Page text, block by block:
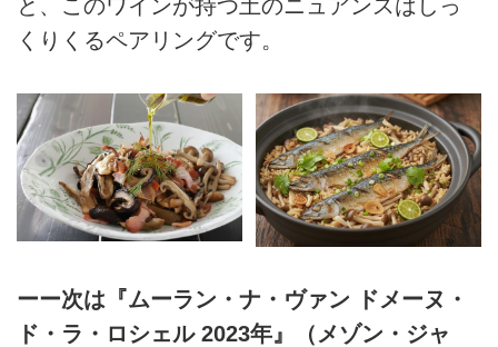
と、このワインが持つ土のニュアンスはしっ
くりくるペアリングです。
ーー次は『ムーラン・ナ・ヴァン ドメーヌ・
ド・ラ・ロシェル 2023年』（メゾン・ジャ